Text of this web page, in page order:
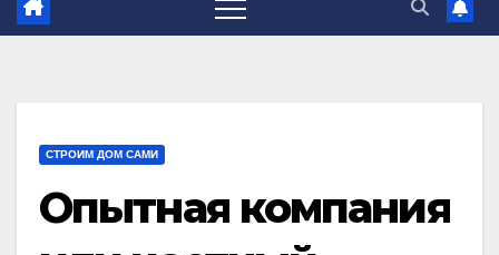
СТРОИМ ДОМ САМИ
Опытная компания